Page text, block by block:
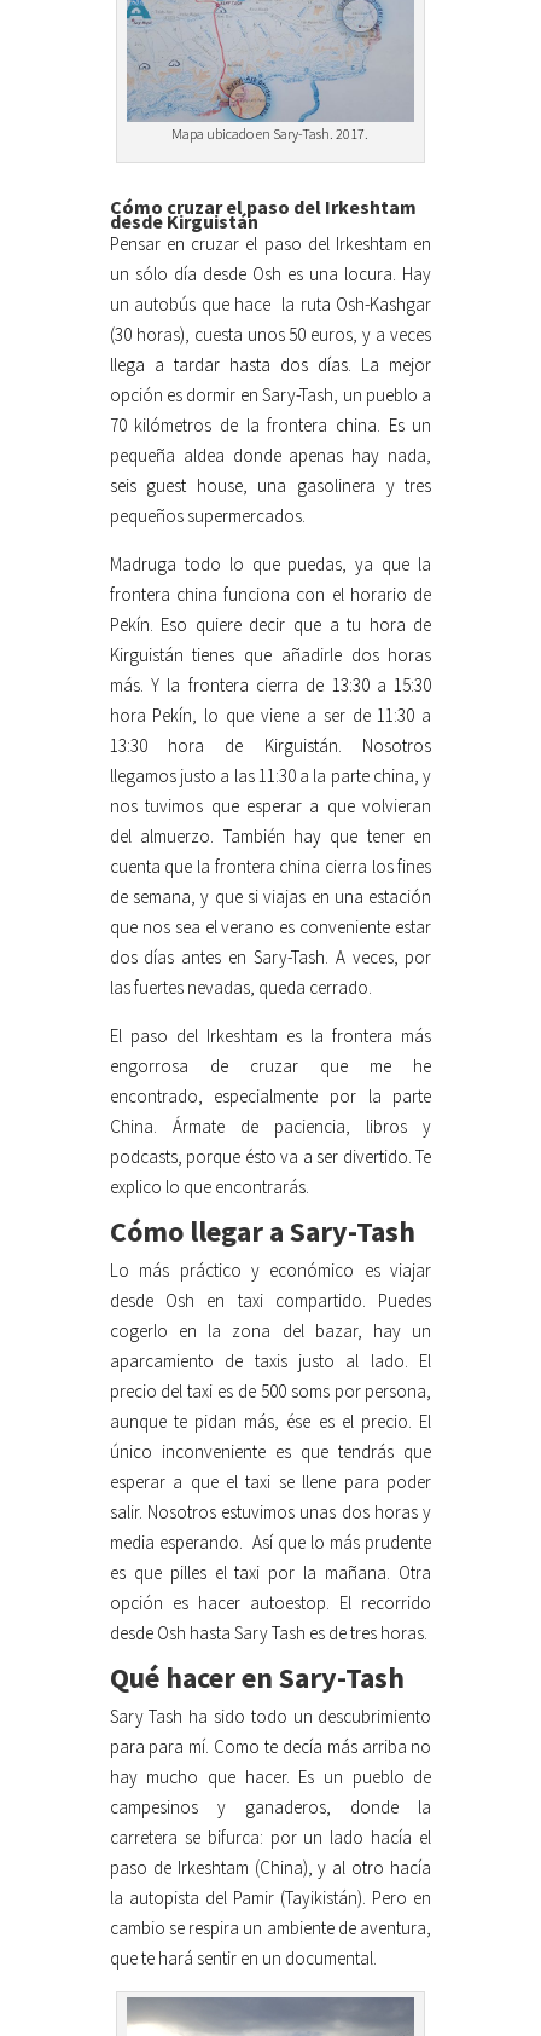
Mapa ubicado en Sary-Tash. 2017.
Cómo cruzar el paso del Irkeshtam
desde Kirguistán
Pensar en cruzar el paso del Irkeshtam en
un sólo día desde Osh es una locura. Hay
un autobús que hace la ruta Osh-Kashgar
(30 horas), cuesta unos 50 euros, y a veces
llega a tardar hasta dos días. La mejor
opción es dormir en Sary-Tash, un pueblo a
70 kilómetros de la frontera china. Es un
pequeña aldea donde apenas hay nada,
seis guest house, una gasolinera y tres
pequeños supermercados.
Madruga todo lo que puedas, ya que la
frontera china funciona con el horario de
Pekín. Eso quiere decir que a tu hora de
Kirguistán tienes que añadirle dos horas
más. Y la frontera cierra de 13:30 a 15:30
hora Pekín, lo que viene a ser de 11:30 a
13:30 hora de Kirguistán. Nosotros
llegamos justo a las 11:30 a la parte china, y
nos tuvimos que esperar a que volvieran
del almuerzo. También hay que tener en
cuenta que la frontera china cierra los fines
de semana, y que si viajas en una estación
que nos sea el verano es conveniente estar
dos días antes en Sary-Tash. A veces, por
las fuertes nevadas, queda cerrado.
El paso del Irkeshtam es la frontera más
engorrosa de cruzar que me he
encontrado, especialmente por la parte
China. Ármate de paciencia, libros y
podcasts, porque ésto va a ser divertido. Te
explico lo que encontrarás.
Cómo llegar a Sary-Tash
Lo más práctico y económico es viajar
desde Osh en taxi compartido. Puedes
cogerlo en la zona del bazar, hay un
aparcamiento de taxis justo al lado. El
precio del taxi es de 500 soms por persona,
aunque te pidan más, ése es el precio. El
único inconveniente es que tendrás que
esperar a que el taxi se llene para poder
salir. Nosotros estuvimos unas dos horas y
media esperando. Así que lo más prudente
es que pilles el taxi por la mañana. Otra
opción es hacer autoestop. El recorrido
desde Osh hasta Sary Tash es de tres horas.
Qué hacer en Sary-Tash
Sary Tash ha sido todo un descubrimiento
para para mí. Como te decía más arriba no
hay mucho que hacer. Es un pueblo de
campesinos y ganaderos, donde la
carretera se bifurca: por un lado hacía el
paso de Irkeshtam (China), y al otro hacía
la autopista del Pamir (Tayikistán). Pero en
cambio se respira un ambiente de aventura,
que te hará sentir en un documental.